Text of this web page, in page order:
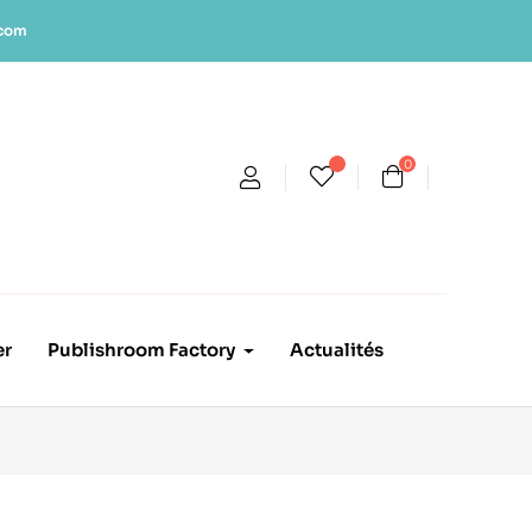
0
Publishroom Factory Actualités